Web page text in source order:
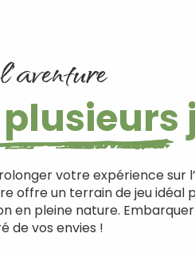
votre expérience sur
offre un terrain de jeu idéal
en pleine nature.
de vos envies !